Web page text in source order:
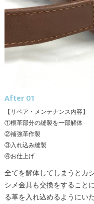
After 01
【リペア・メンテナンス内容】
①根革部分の縫製を一部解体
②補強革作製
③入れ込み縫製
④お仕上げ
全てを解体してしまうとカ
シメ金具も交換をすること
る革を入れ込めるようにい